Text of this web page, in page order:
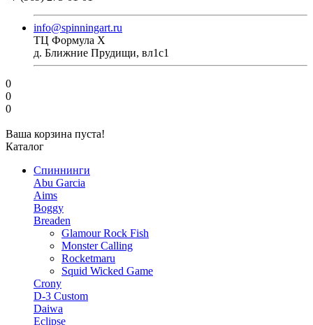
info@spinningart.ru
ТЦ Формула X
д. Ближние Прудищи, вл1с1
0
0
0
Ваша корзина пуста!
Каталог
Спиннинги
Abu Garcia
Aims
Boggy
Breaden
Glamour Rock Fish
Monster Calling
Rocketmaru
Squid Wicked Game
Crony
D-3 Custom
Daiwa
Eclipse